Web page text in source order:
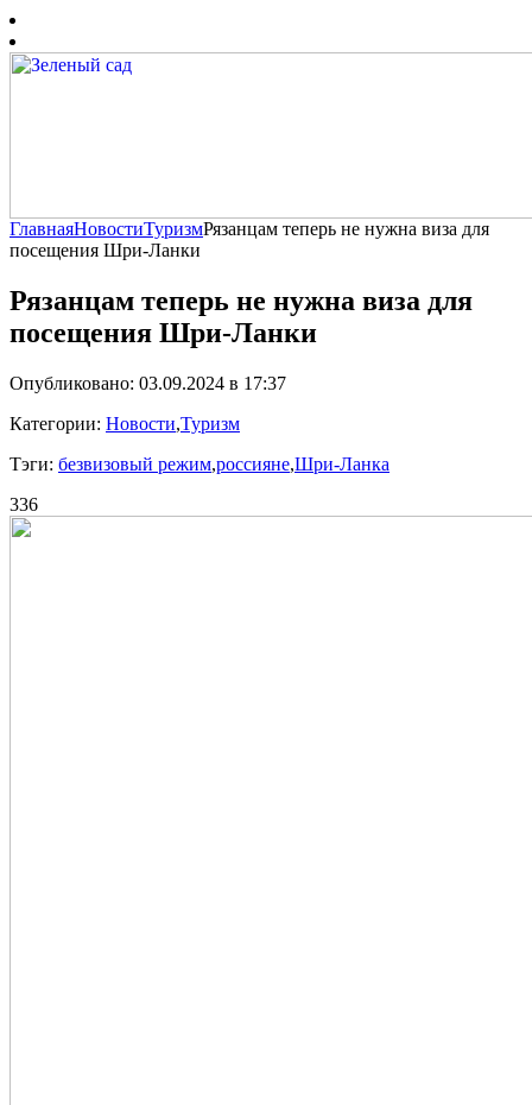
ГлавнаяНовостиТуризмРязанцам теперь не нужна виза для
посещения Шри-Ланки
Рязанцам теперь не нужна виза для
посещения Шри-Ланки
Опубликовано: 03.09.2024 в 17:37
Категории: Новости,Туризм
Тэги: безвизовый режим,россияне,Шри-Ланка
336